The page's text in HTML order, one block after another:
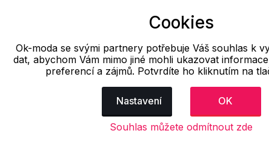
Doprava
E-mail
Online
info@ok-moda.cz
Cookies
Ok-moda se svými partnery potřebuje Váš souhlas k
dat, abychom Vám mimo jiné mohli ukazovat
preferencí a zájmů. Potvrdíte ho kliknutím na
Nastavení OK
Souhlas můžete odmítnout zde